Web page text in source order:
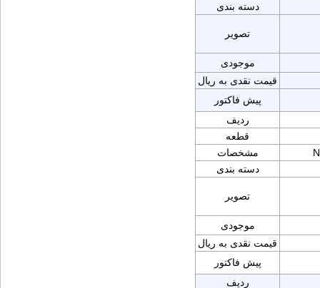
دسته بندی
تصویر
موجودی
قیمت نقدی به ریال
پیش فاکتور
ردیف
قطعه
مشخصات
دسته بندی
تصویر
موجودی
قیمت نقدی به ریال
پیش فاکتور
ردیف